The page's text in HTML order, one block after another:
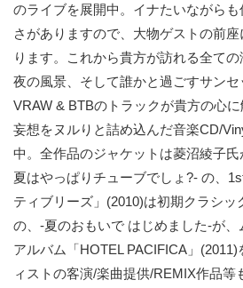
のライブを展開中。イナたいながら
さがありますので、大物ゲストの前
ります。これから貴方が訪れる全て
夜の風景、そして誰かと過ごすサン
VRAW & BTBのトラックが貴方の心
妄想をヌルりと詰め込んだ音楽CD/
中。全作品のジャケットは菱沼綾子
夏はやっぱりチューブでしょ?- の、
ティブリーズ」(2010)は初期クラシ
の、-夏のおもいで はじめました-が
アルバム「HOTEL PACIFICA」
ィストの客演/楽曲提供/REMIX作品等